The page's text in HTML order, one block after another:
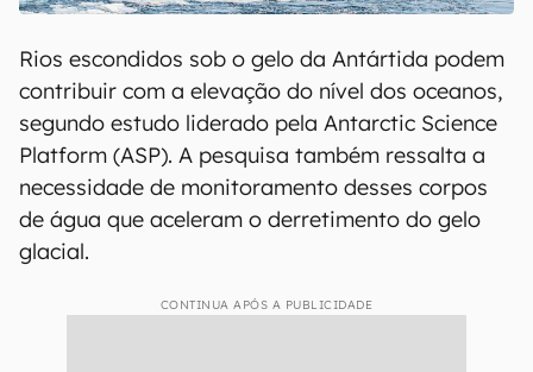
Rios escondidos sob o gelo da Antártida podem
contribuir com a elevação do nível dos oceanos,
segundo estudo liderado pela Antarctic Science
Platform (ASP). A pesquisa também ressalta a
necessidade de monitoramento desses corpos
de água que aceleram o derretimento do gelo
glacial.
CONTINUA APÓS A PUBLICIDADE